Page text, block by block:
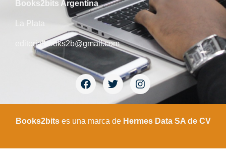
Books2bits Argentina
La Plata
editorialbooks2b@gmail.com
Books2bitses una marca de Hermes Data SA de CV